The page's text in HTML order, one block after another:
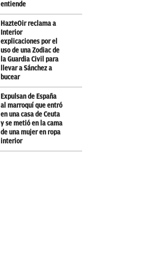
entiende
HazteOir reclama a
Interior
explicaciones por el
uso de una Zodiac de
la Guardia Civil para
llevar a Sánchez a
bucear
Expulsan de España
al marroquí que entró
en una casa de Ceuta
y se metió en la cama
de una mujer en ropa
interior